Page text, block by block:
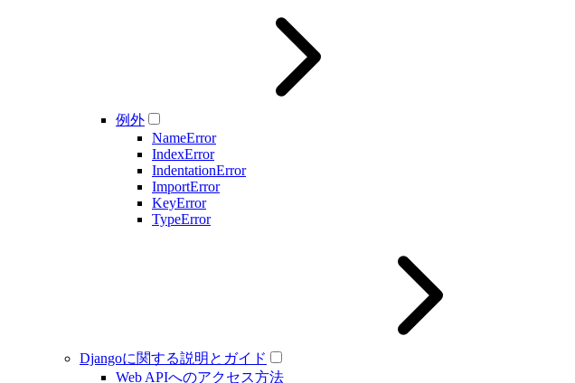
例外
NameError
IndexError
IndentationError
ImportError
KeyError
TypeError
Djangoに関する説明とガイド
Web APIへのアクセス方法